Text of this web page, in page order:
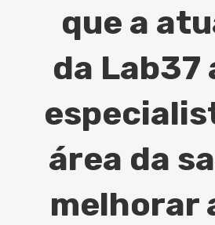
que a
da Lab37
área da
melhorar